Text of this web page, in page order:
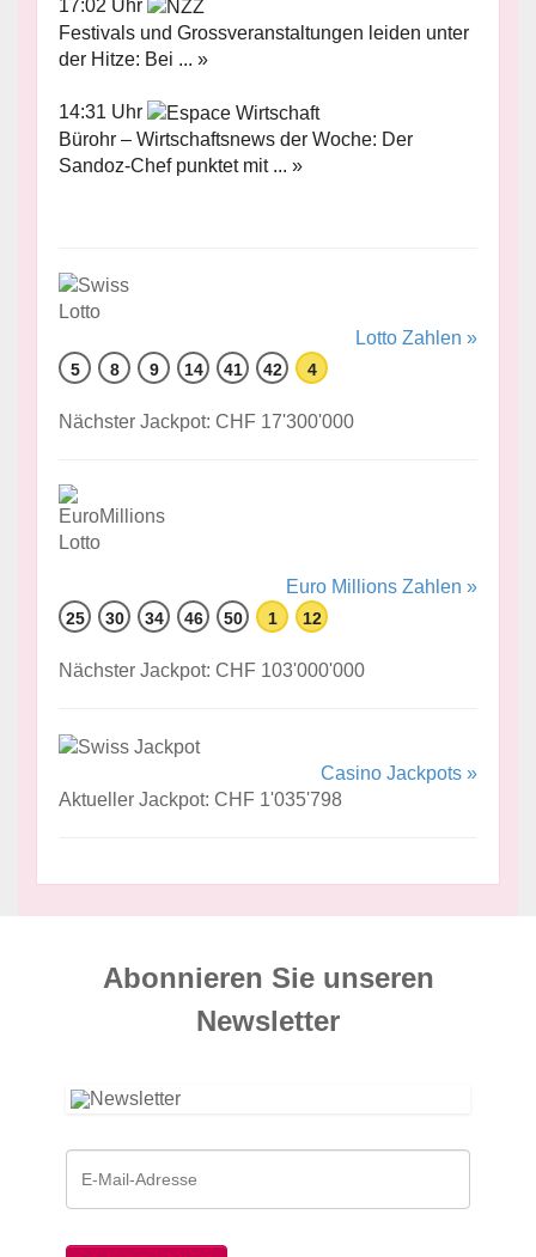
17:02 Uhr
Festivals und Grossveranstaltungen leiden unter
der Hitze: Bei ... »
14:31 Uhr
Bürohr – Wirtschaftsnews der Woche: Der
Sandoz-Chef punktet mit ... »
Lotto Zahlen »
5 8 9 14 41 42 4
Nächster Jackpot: CHF 17'300'000
Euro Millions Zahlen »
25 30 34 46 50 1 12
Nächster Jackpot: CHF 103'000'000
Casino Jackpots »
Aktueller Jackpot: CHF 1'035'798
Abonnieren Sie unseren
News­letter